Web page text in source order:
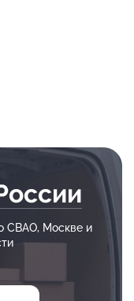
СВАО, Москве и